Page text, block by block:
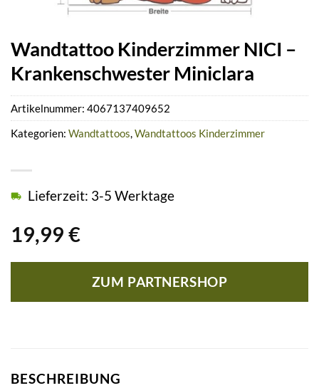
Wandtattoo Kinderzimmer NICI –
Krankenschwester Miniclara
19,99 €
Lieferzeit: 3-5 Werktage
ZUM PARTNERSHOP
Artikelnummer: 4067137409652
Kategorien: Wandtattoos Wandtattoos Kinderzimmer
BESCHREIBUNG